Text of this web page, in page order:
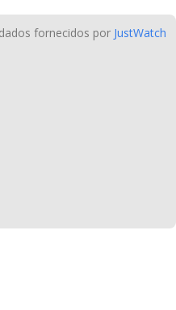
dados fornecidos por JustWatch